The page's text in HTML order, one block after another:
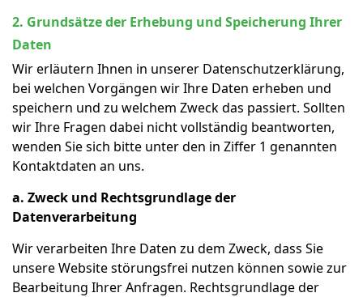
2. Grundsätze der Erhebung und Speicherung Ihrer
Daten
Wir erläutern Ihnen in unserer Datenschutzerklärung,
bei welchen Vorgängen wir Ihre Daten erheben und
speichern und zu welchem Zweck das passiert. Sollten
wir Ihre Fragen dabei nicht vollständig beantworten,
wenden Sie sich bitte unter den in Ziffer 1 genannten
Kontaktdaten an uns.
a. Zweck und Rechtsgrundlage der
Datenverarbeitung
Wir verarbeiten Ihre Daten zu dem Zweck, dass Sie
unsere Website störungsfrei nutzen können sowie zur
Bearbeitung Ihrer Anfragen. Rechtsgrundlage der